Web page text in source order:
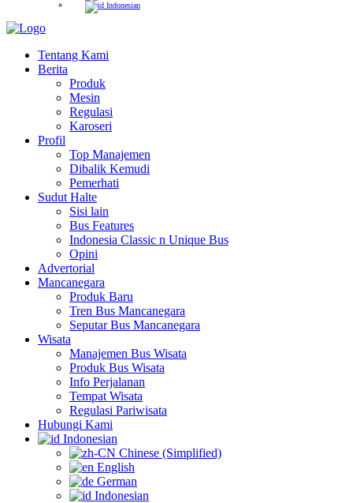
Indonesian
Tentang Kami
Berita
Produk
Mesin
Regulasi
Karoseri
Profil
Top Manajemen
Dibalik Kemudi
Pemerhati
Sudut Halte
Sisi lain
Bus Features
Indonesia Classic n Unique Bus
Opini
Advertorial
Mancanegara
Produk Baru
Tren Bus Mancanegara
Seputar Bus Mancanegara
Wisata
Manajemen Bus Wisata
Produk Bus Wisata
Info Perjalanan
Tempat Wisata
Regulasi Pariwisata
Hubungi Kami
Indonesian
Chinese (Simplified)
English
German
Indonesian